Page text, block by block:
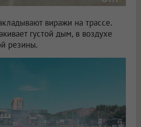
виражи на трассе.
густой дым, в воздухе
резины.